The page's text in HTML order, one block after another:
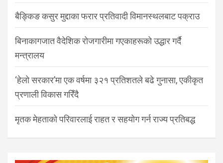
बैङ्किङ कसुर मुद्दाका फरार प्रतिवादी विमानस्थलबाट पक्राउ
बिनाकागजात वैदेशिक रोजगारीमा गएकाहरूको उद्धार गर्दै
मन्त्रालय
‘हेलो सरकार’मा एक वर्षमा ३२१ प्रतिशतले बढे गुनासा, एकीकृत
प्रणाली विकास गरिँदै
मृतक मेहताको परिवारलाई राहत र सहयोग गर्न राज्य प्रतिबद्ध